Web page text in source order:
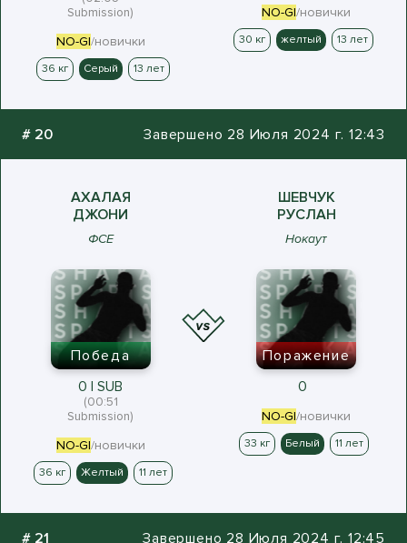
Submission)
NO-GI/новички
36 кг Серый 13 лет
NO-GI/новички
30 кг желтый 13 лет
# 20 Завершено 28 Июля 2024 г. 12:43
АХАЛАЯ
ДЖОНИ
ФСЕ
ШЕВЧУК
РУСЛАН
Нокаут
Победа
0 | SUB
(00:51
Submission)
NO-GI/новички
36 кг Желтый 11 лет
Поражение
0
NO-GI/новички
33 кг Белый 11 лет
# 21 Завершено 28 Июля 2024 г. 12:45